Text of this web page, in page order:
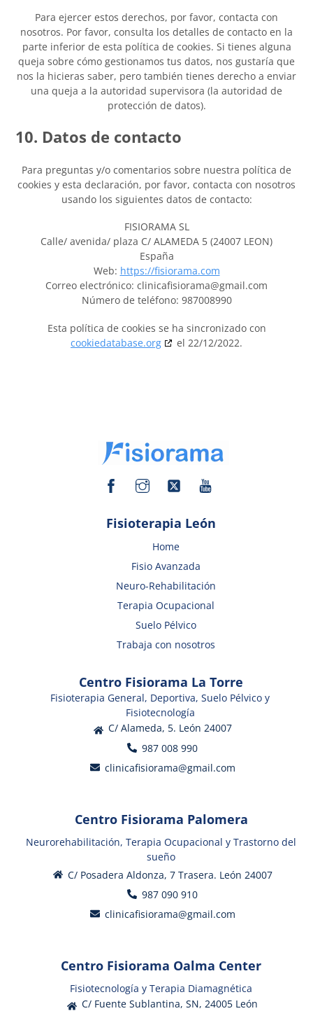
Para ejercer estos derechos, por favor, contacta con
nosotros. Por favor, consulta los detalles de contacto en la
parte inferior de esta política de cookies. Si tienes alguna
queja sobre cómo gestionamos tus datos, nos gustaría que
nos la hicieras saber, pero también tienes derecho a enviar
una queja a la autoridad supervisora (la autoridad de
protección de datos).
10. Datos de contacto
Para preguntas y/o comentarios sobre nuestra política de
cookies y esta declaración, por favor, contacta con nosotros
usando los siguientes datos de contacto:
FISIORAMA SL
Calle/ avenida/ plaza C/ ALAMEDA 5 (24007 LEON)
España
Web: https://fisiorama.com
Correo electrónico: clinicafisiorama@gmail.com
Número de teléfono: 987008990
Esta política de cookies se ha sincronizado con
cookiedatabase.org
el 22/12/2022.
FacebookInstagram
Twitter
Fisioterapia León
Home
Fisio Avanzada
Neuro-Rehabilitación
Terapia Ocupacional
Suelo Pélvico
Trabaja con nosotros
Centro Fisiorama La Torre
Fisioterapia General, Deportiva, Suelo Pélvico y
Fisiotecnología
C/ Alameda, 5. León 24007
987 008 990
clinicafisiorama@gmail.com
Centro Fisiorama Palomera
Neurorehabilitación, Terapia Ocupacional y Trastorno del
sueño
C/ Posadera Aldonza, 7 Trasera. León 24007
987 090 910
clinicafisiorama@gmail.com
Centro Fisiorama Oalma Center
Fisiotecnología y Terapia Diamagnética
C/ Fuente Sublantina, SN, 24005 León